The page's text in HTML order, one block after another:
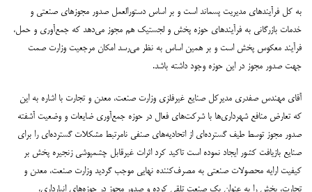
به کل فرآیندهای مدیریت پسماند است و بر اساس دستورالعمل صدور مجوزهای صنعتی و
خدمات بازرگانی به فرآیندهای حوزه پخش و لجستیک هم مجوز می‌دهد که جمع‌آوری و حمل،
فرآیند معکوس پخش است و بر همین اساس به نظر می‌رسد امکان مرجعیت وزارت صمت
جهت صدور مجوز در این حوزه وجود داشته باشد.
آقای مهندس صفدری مدیرکل صنایع غیرفلزی وزارت صنعت، معدن و تجارت با اشاره به این
که تعارض منافع شهرداری‌ها با شرکت‌های فعال در حوزه جمع‌آوری ضایعات و وضعیت آشفته
صدور مجوز توسط طیف گسترده‌ای از اتحادیه‌های صنفی نامرتبط مشکلات گسترده‌ای را برای
صنایع بازیافت کشور ایجاد نموده است تاکید کرد اثرات غیرقابل چشمپوشی زنجیره پخش بر
کیفیت ارایه محصولات صنعتی به مصرف‌کننده نهایی موجب گردید وزارت صنعت، معدن و
تجارت، پخش را به عنوان یک صنعت تلقی کرده و صدور مجوز در حوزه‌های انبارداری،